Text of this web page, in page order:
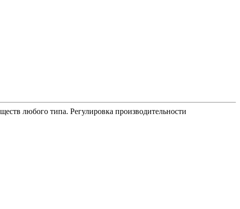
любого типа. Регулировка производительности